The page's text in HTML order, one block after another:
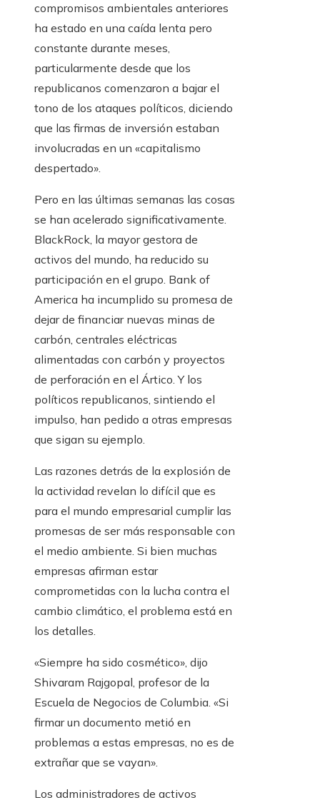
compromisos ambientales anteriores
ha estado en una caída lenta pero
constante durante meses,
particularmente desde que los
republicanos comenzaron a bajar el
tono de los ataques políticos, diciendo
que las firmas de inversión estaban
involucradas en un «capitalismo
despertado».
Pero en las últimas semanas las cosas
se han acelerado significativamente.
BlackRock, la mayor gestora de
activos del mundo, ha reducido su
participación en el grupo. Bank of
America ha incumplido su promesa de
dejar de financiar nuevas minas de
carbón, centrales eléctricas
alimentadas con carbón y proyectos
de perforación en el Ártico. Y los
políticos republicanos, sintiendo el
impulso, han pedido a otras empresas
que sigan su ejemplo.
Las razones detrás de la explosión de
la actividad revelan lo difícil que es
para el mundo empresarial cumplir las
promesas de ser más responsable con
el medio ambiente. Si bien muchas
empresas afirman estar
comprometidas con la lucha contra el
cambio climático, el problema está en
los detalles.
«Siempre ha sido cosmético», dijo
Shivaram Rajgopal, profesor de la
Escuela de Negocios de Columbia. «Si
firmar un documento metió en
problemas a estas empresas, no es de
extrañar que se vayan».
Los administradores de activos